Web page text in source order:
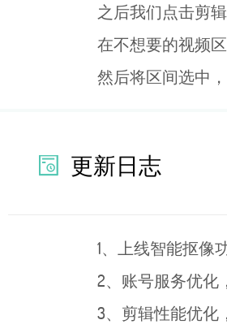
之后我们点击剪
在不想要的视频区
然后将区间选中，
更新日志
1、上线智能抠像
2、账号服务优化
3、剪辑性能优化